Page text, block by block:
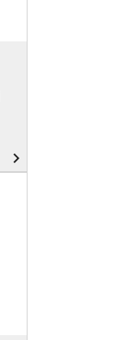
navigate_next